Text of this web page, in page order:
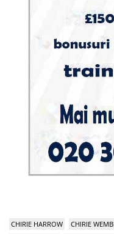
CHIRIE HARROW CHIRIE